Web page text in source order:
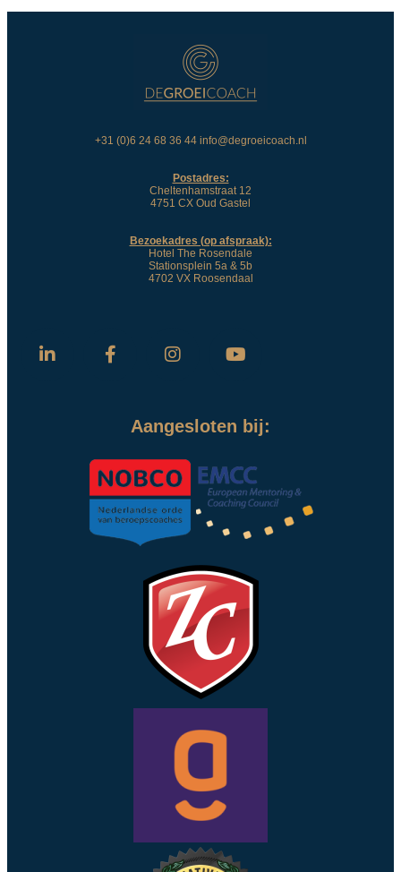
+31 (0)6 24 68 36 44 info@degroeicoach.nl
Postadres:
Cheltenhamstraat 12
4751 CX Oud Gastel
Bezoekadres (op afspraak):
Hotel The Rosendale
Stationsplein 5a & 5b
4702 VX Roosendaal
Aangesloten bij: